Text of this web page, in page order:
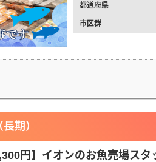
都道府県
市区群
期）
円】イオンのお魚売場ス